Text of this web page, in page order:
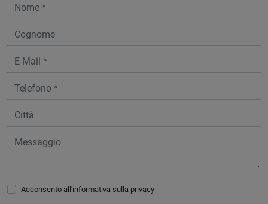
Acconsento all'informativa sulla privacy